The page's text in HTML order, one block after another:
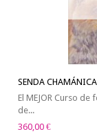
SENDA CHAMÁNICA
El MEJOR Curso
de...
360,00 €